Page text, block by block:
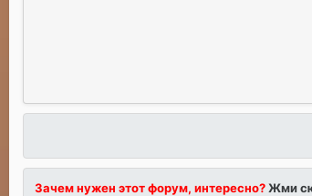
Зачем нужен этот форум, интересно?Жми